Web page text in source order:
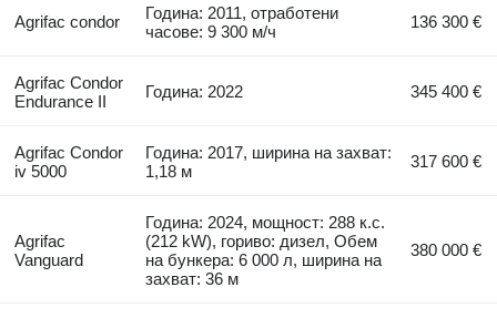
Agrifac condor
Година: 2011, отработени
часове: 9 300 м/ч
136 300 €
Agrifac Condor
Endurance II
Година: 2022 345 400 €
Agrifac Condor
iv 5000
Година: 2017, ширина на захват:
1,18 м
317 600 €
Agrifac
Vanguard
Година: 2024, мощност: 288 к.с.
(212 kW), гориво: дизел, Обем
на бункера: 6 000 л, ширина на
захват: 36 м
380 000 €